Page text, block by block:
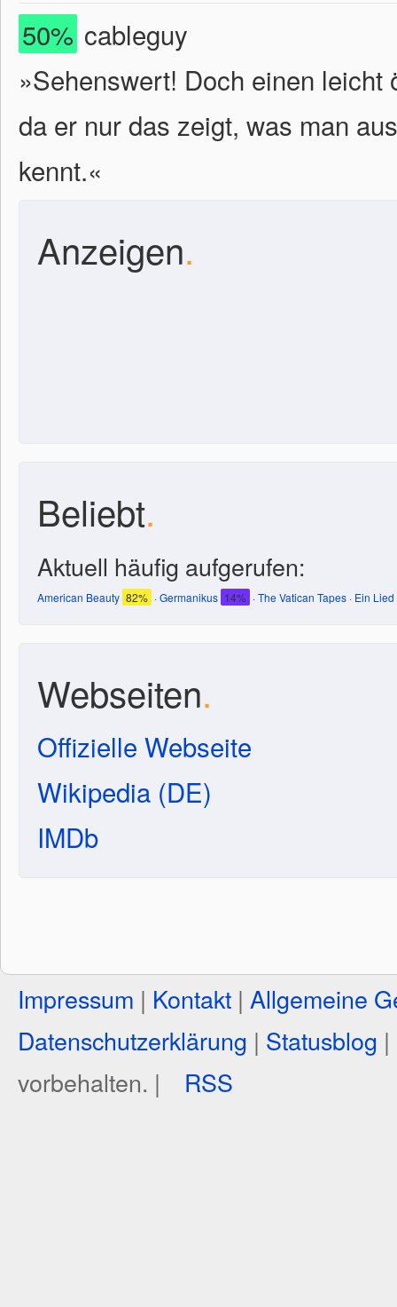
50% cableguy
»Sehenswert! Doch einen
da er nur das zeigt, was man
kennt.«
Anzeigen.
Beliebt.
Aktuell häufig aufgerufen:
American Beauty 82% ·Germanikus 14% ·The Vatican Tapes · Ein
Webseiten.
Offizielle Webseite
Wikipedia (DE)
IMDb
Impressum | Kontakt | Allgemeine
Datenschutzerklärung | Statusblog |
vorbehalten. |
RSS